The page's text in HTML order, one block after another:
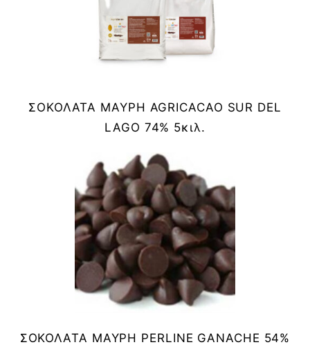
ΣΟΚΟΛΑΤΑ ΜΑΥΡΗ AGRICACAO SUR DEL
LAGO 74% 5κιλ.
ΣΟΚΟΛΑΤΑ ΜΑΥΡΗ PERLINE GANACHE 54%